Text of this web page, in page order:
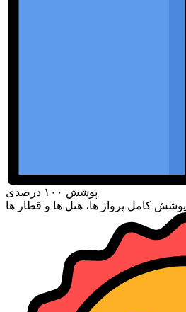
پوشش ۱۰۰ درصدی
پوشش کامل پرواز ها، هتل ها و قطار ها